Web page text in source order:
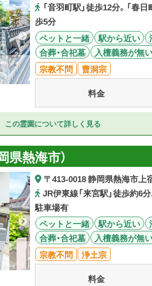
「音羽町駅」徒歩12分。「春
歩5分
ペットと一緒
駅から近い
合葬・合祀墓
入檀義務が無
宗教不問
曹洞宗
料金
この霊園について詳しく見る
県熱海市）
〒413-0018 静岡県熱海市上
JR伊東線「来宮駅」徒歩約6
駐車場有
ペットと一緒
駅から近い
合葬・合祀墓
入檀義務が無
宗教不問
浄土宗
料金